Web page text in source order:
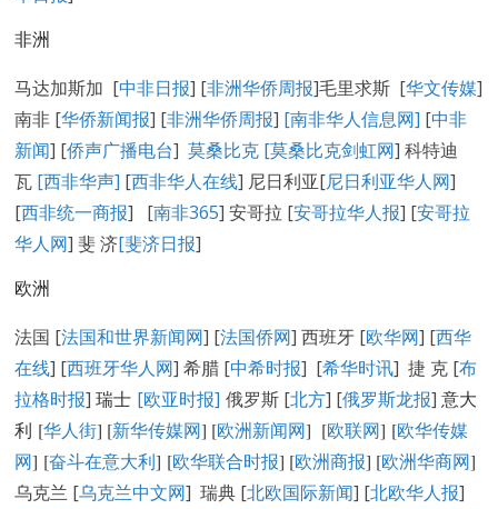
非洲
马达加斯加 [中非日报] [非洲华侨周报]毛里求斯 [华文传媒]
南非 [华侨新闻报] [非洲华侨周报] [南非华人信息网] [中非
新闻] [侨声广播电台]莫桑比克 [莫桑比克剑虹网] 科特迪
瓦 [西非华声] [西非华人在线] 尼日利亚[尼日利亚华人网]
[西非统一商报] [南非365] 安哥拉 [安哥拉华人报] [安哥拉
华人网] 斐 济[斐济日报]
欧洲
法国 [法国和世界新闻网] [法国侨网] 西班牙 [欧华网] [西华
在线] [西班牙华人网] 希腊 [中希时报] [希华时讯] 捷 克 [布
拉格时报]瑞士 [欧亚时报] 俄罗斯 [北方] [俄罗斯龙报]意大
利 [华人街] [新华传媒网] [欧洲新闻网] [欧联网] [欧华传媒
网] [奋斗在意大利] [欧华联合时报] [欧洲商报] [欧洲华商网]
乌克兰 [乌克兰中文网] 瑞典 [北欧国际新闻] [北欧华人报]